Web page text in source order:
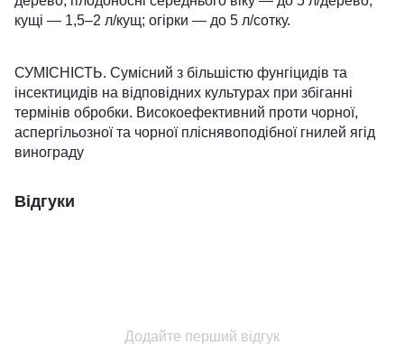
кущі — 1,5–2 л/кущ; огірки — до 5 л/сотку.
СУМІСНІСТЬ. Сумісний з більшістю фунгіцидів та
інсектицидів на відповідних культурах при збіганні
термінів обробки. Високоефективний проти чорної,
аспергільозної та чорної пліснявоподібної гнилей ягід
винограду
Відгуки
Додайте перший відгук